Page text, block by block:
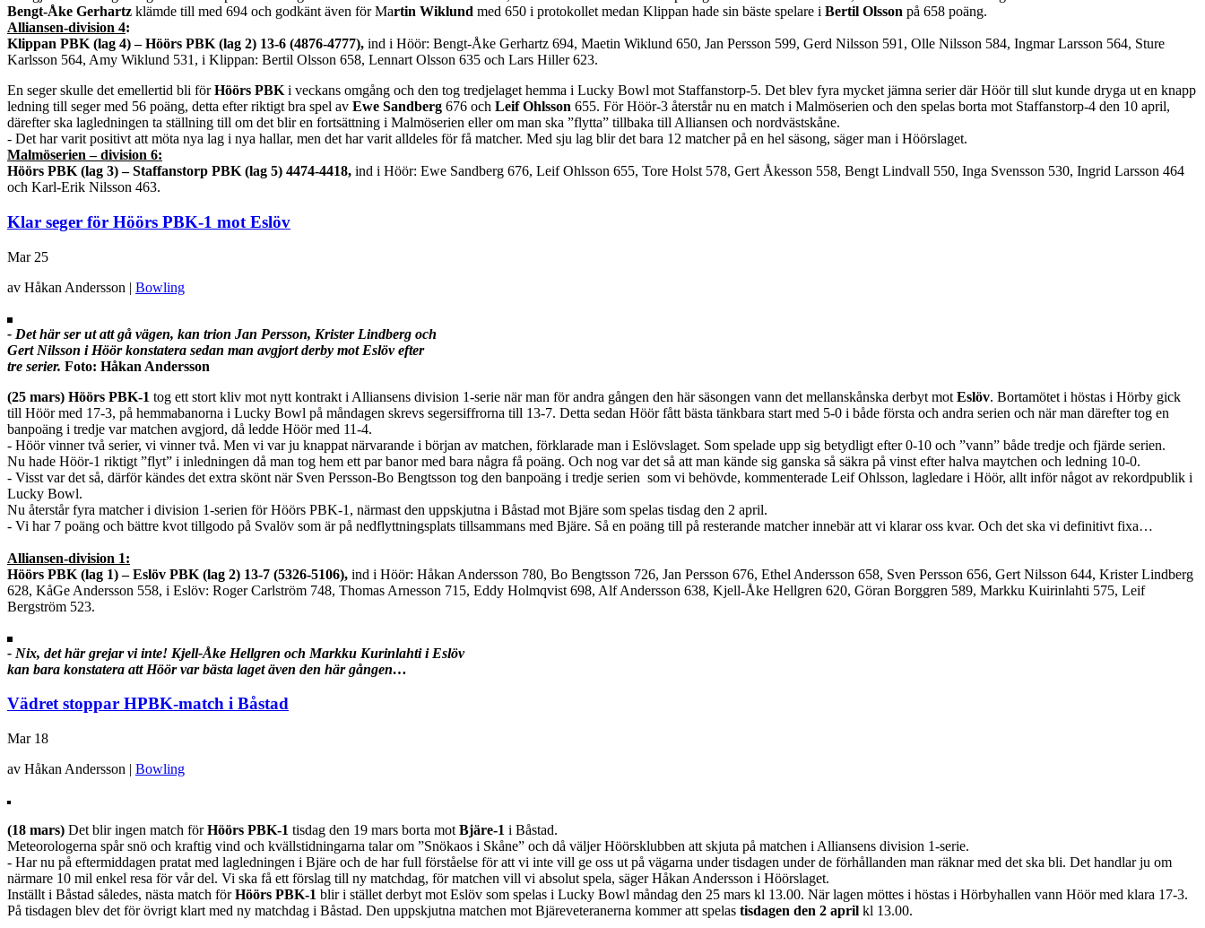
Bengt-Åke Gerhartz klämde till med 694 och godkänt även för Martin Wiklund med 650 i protokollet medan Klippan hade sin bäste spelare i Bertil Olsson på 658 poäng.
Alliansen-division 4:
Klippan PBK (lag 4) – Höörs PBK (lag 2) 13-6 (4876-4777), ind i Höör: Bengt-Åke Gerhartz 694, Maetin Wiklund 650, Jan Persson 599, Gerd Nilsson 591, Olle Nilsson 584, Ingmar Larsson 564, Sture
Karlsson 564, Amy Wiklund 531, i Klippan: Bertil Olsson 658, Lennart Olsson 635 och Lars Hiller 623.
En seger skulle det emellertid bli förHöörs PBK i veckans omgång och den tog tredjelaget hemma i Lucky Bowl mot Staffanstorp-5. Det blev fyra mycket jämna serier där Höör till slut kunde dryga ut en knapp
ledning till seger med 56 poäng, detta efter riktigt bra spel av Ewe Sandberg 676 och Leif Ohlsson 655. För Höör-3 återstår nu en match i Malmöserien och den spelas borta mot Staffanstorp-4 den 10 april,
därefter ska lagledningen ta ställning till om det blir en fortsättning i Malmöserien eller om man ska ”flytta” tillbaka till Alliansen och nordvästskåne.
- Det har varit positivt att möta nya lag i nya hallar, men det har varit alldeles för få matcher. Med sju lag blir det bara 12 matcher på en hel säsong, säger man i Höörslaget.
Malmöserien – division 6:
Höörs PBK (lag 3) – Staffanstorp PBK (lag 5) 4474-4418, ind i Höör: Ewe Sandberg 676, Leif Ohlsson 655, Tore Holst 578, Gert Åkesson 558, Bengt Lindvall 550, Inga Svensson 530, Ingrid Larsson 464
och Karl-Erik Nilsson 463.
Klar seger för Höörs PBK-1 mot Eslöv
Mar 25
av Håkan Andersson | Bowling
- Det här ser ut att gå vägen, kan trion Jan Persson, Krister Lindberg och
Gert Nilsson i Höörkonstatera sedan man avgjort derby mot Eslöv efter
tre serier. Foto: Håkan Andersson
(25 mars) Höörs PBK-1 tog ett stort kliv mot nytt kontrakt i Alliansens division 1-serie när man för andra gången den här säsongen vann det mellanskånska derbyt mot Eslöv. Bortamötet i höstas i Hörby gick
till Höör med 17-3, på hemmabanorna i Lucky Bowl på måndagen skrevs segersiffrorna till 13-7. Detta sedan Höör fått bästa tänkbara start med 5-0 i både första och andra serien och när man därefter tog en
banpoäng i tredje var matchen avgjord, då ledde Höör med 11-4.
- Höör vinner två serier, vi vinner två. Men vi var ju knappat närvarande i början av matchen, förklarade man i Eslövslaget. Som spelade upp sig betydligt efter 0-10 och ”vann” både tredje och fjärde serien.
Nu hade Höör-1 riktigt ”flyt” i inledningen då man tog hem ett par banor med bara några få poäng. Och nog var det så att man kände sig ganska så säkra på vinst efter halva maytchen och ledning 10-0.
- Visst var det så, därför kändes det extra skönt när Sven Persson-Bo Bengtsson tog den banpoäng i tredje serien som vi behövde, kommenterade Leif Ohlsson, lagledare i Höör, allt inför något av rekordpublik i
Lucky Bowl.
Nu återstår fyra matcher i division 1-serien för Höörs PBK-1, närmast den uppskjutna i Båstad mot Bjäre som spelas tisdag den 2 april.
- Vi har 7 poäng och bättre kvot tillgodo på Svalöv som är på nedflyttningsplats tillsammans med Bjäre. Så en poäng till på resterande matcher innebär att vi klarar oss kvar. Och det ska vi definitivt fixa…
Alliansen-division 1:
Höörs PBK (lag 1) – Eslöv PBK (lag 2) 13-7 (5326-5106), ind i Höör: Håkan Andersson 780, Bo Bengtsson 726, Jan Persson 676, Ethel Andersson 658, Sven Persson 656, Gert Nilsson 644, Krister Lindberg
628, KåGe Andersson 558, i Eslöv: Roger Carlström 748, Thomas Arnesson 715, Eddy Holmqvist 698, Alf Andersson 638, Kjell-Åke Hellgren 620, Göran Borggren 589, Markku Kuirinlahti 575, Leif
Bergström 523.
- Nix, det här grejar vi inte! Kjell-Åke Hellgren och Markku Kurinlahti i Eslöv
kan bara konstatera att Höör var bästa laget även den här gången…
Vädret stoppar HPBK-match i Båstad
Mar 18
av Håkan Andersson | Bowling
(18 mars) Det blir ingen match förHöörs PBK-1 tisdag den 19 mars borta mot Bjäre-1 i Båstad.
Meteorologerna spår snö och kraftig vind och kvällstidningarna talar om ”Snökaos i Skåne” och då väljer Höörsklubben att skjuta på matchen i Alliansens division 1-serie.
- Har nu på eftermiddagen pratat med lagledningen i Bjäre och de har full förståelse för att vi inte vill ge oss ut på vägarna under tisdagen under de förhållanden man räknar med det ska bli. Det handlar ju om
närmare 10 mil enkel resa för vår del. Vi ska få ett förslag till ny matchdag, för matchen vill vi absolut spela, säger Håkan Andersson i Höörslaget.
Inställt i Båstad således, nästa match förHöörs PBK-1 blir i stället derbyt mot Eslöv som spelas i Lucky Bowl måndag den 25 mars kl 13.00. När lagen möttes i höstas i Hörbyhallen vann Höör med klara 17-3.
På tisdagen blev det för övrigt klart med ny matchdag i Båstad. Den uppskjutna matchen mot Bjäreveteranerna kommer att spelas tisdagen den 2 april kl 13.00.